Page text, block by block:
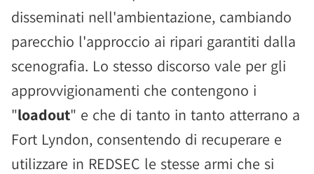
disseminati nell'ambientazione, cambiando
parecchio l'approccio ai ripari garantiti dalla
scenografia. Lo stesso discorso vale per gli
approvvigionamenti che contengono i
"loadout" e che di tanto in tanto atterrano a
Fort Lyndon, consentendo di recuperare e
utilizzare in REDSEC le stesse armi che si